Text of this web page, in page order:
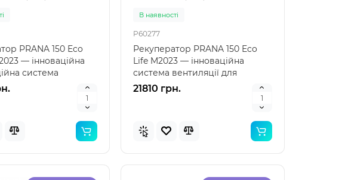
PRANA 150 Eco
— інноваційна
система
PRANA 150 E..
В наявностi
P60277
Рекуператор PRANA 150 Eco
Life M2023 — інноваційна
система вентиляції для
Вашого дому Рекуператор..
21810 грн.